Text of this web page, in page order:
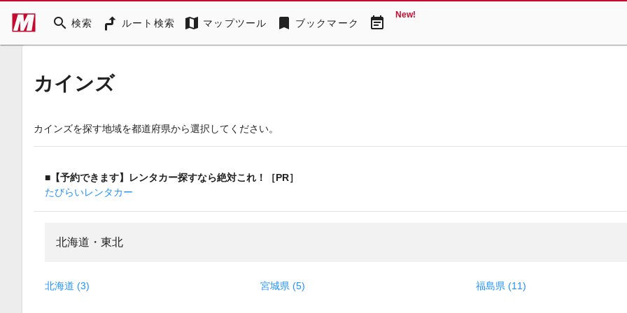
search 検索 ルート検索 map マップツール bookmark ブックマーク event_note New!
カインズ
カインズを探す地域を都道府県から選択してください。
■【予約できます】レンタカー探すなら絶対これ！［PR］
たびらいレンタカー
北海道・東北
北海道 (3) 宮城県 (5) 福島県 (11)